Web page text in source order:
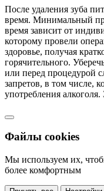
После удаления зуба
время. Минимальный
время зависит от
которому провели
здоровье, получая
горячительного.
или перед процедурой
запретов, в том числе,
употребления алкоголя.
Файлы cookies
Мы используем их,
более комфортным